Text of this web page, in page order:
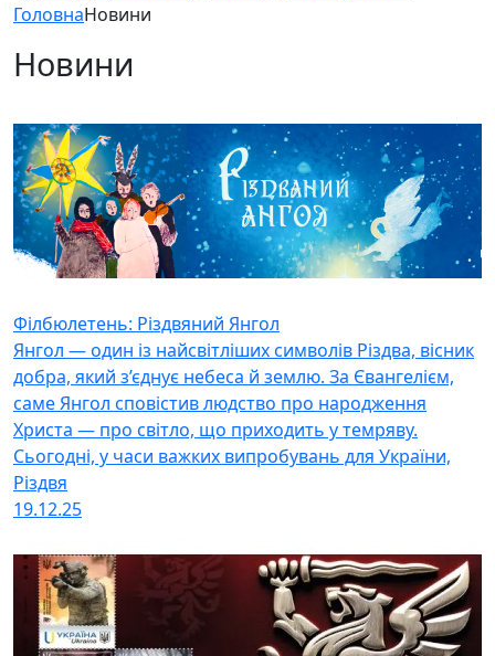
ГоловнаНовини
Новини
Філбюлетень: Різдвяний Янгол
Янгол — один із найсвітліших символів Різдва, вісник
добра, який з’єднує небеса й землю. За Євангелієм,
саме Янгол сповістив людство про народження
Христа — про світло, що приходить у темряву.
Сьогодні, у часи важких випробувань для України,
Різдвя
19.12.25